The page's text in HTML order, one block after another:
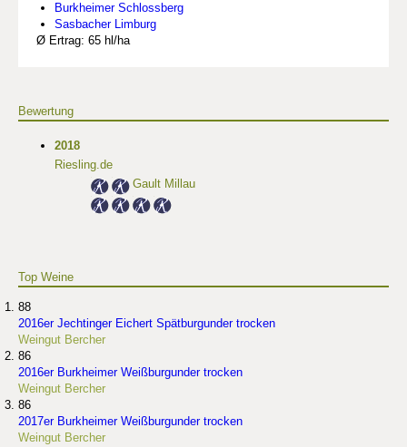
Burkheimer Schlossberg
Sasbacher Limburg
Ø Ertrag: 65 hl/ha
Bewertung
2018
Riesling.de
Gault Millau
Top Weine
88
2016er Jechtinger Eichert Spätburgunder trocken
Weingut Bercher
86
2016er Burkheimer Weißburgunder trocken
Weingut Bercher
86
2017er Burkheimer Weißburgunder trocken
Weingut Bercher